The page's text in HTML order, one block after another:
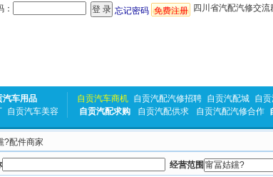
： 忘记密码 免费注册 四川省汽配汽修交
汽车用品
自贡汽车美容
自贡汽车商机 自贡汽配汽修招聘 自贡汽配城 自
自贡汽配求购
自贡汽配供求 自贡汽配汽修合作
?配件商家
经营范围